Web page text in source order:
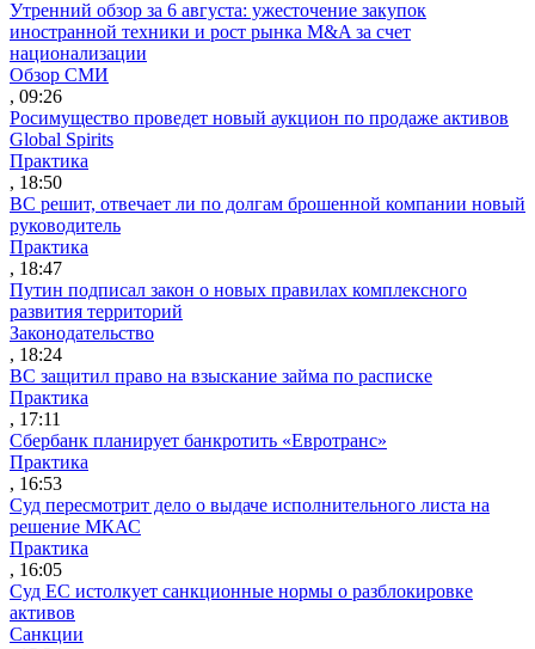
Утренний обзор за 6 августа: ужесточение закупок
иностранной техники и рост рынка M&A за счет
национализации
Обзор СМИ
, 09:26
Росимущество проведет новый аукцион по продаже активов
Global Spirits
Практика
, 18:50
ВС решит, отвечает ли по долгам брошенной компании новый
руководитель
Практика
, 18:47
Путин подписал закон о новых правилах комплексного
развития территорий
Законодательство
, 18:24
ВС защитил право на взыскание займа по расписке
Практика
, 17:11
Сбербанк планирует банкротить «Евротранс»
Практика
, 16:53
Суд пересмотрит дело о выдаче исполнительного листа на
решение МКАС
Практика
, 16:05
Суд ЕС истолкует санкционные нормы о разблокировке
активов
Санкции